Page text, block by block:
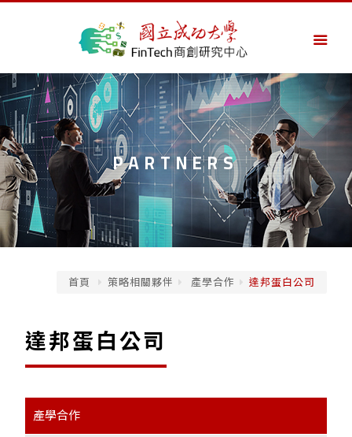
PARTNERS
首頁 策略相關夥伴 產學合作 達邦蛋白公司
達邦蛋白公司
產學合作